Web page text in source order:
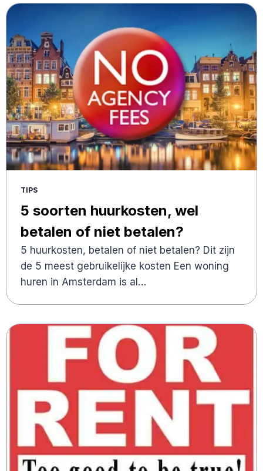
TIPS
5 soorten huurkosten, wel
betalen of niet betalen?
5 huurkosten, betalen of niet betalen? Dit zijn
de 5 meest gebruikelijke kosten Een woning
huren in Amsterdam is al…